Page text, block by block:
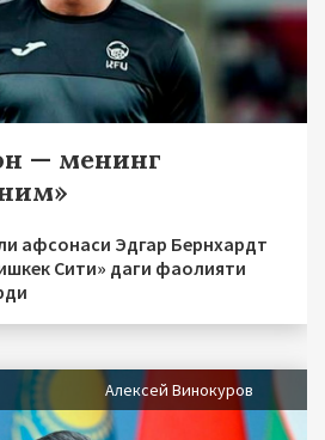
— менинг
афсонаси Эдгар Бернхардт
Сити» даги фаолияти
Алексей Винокуров